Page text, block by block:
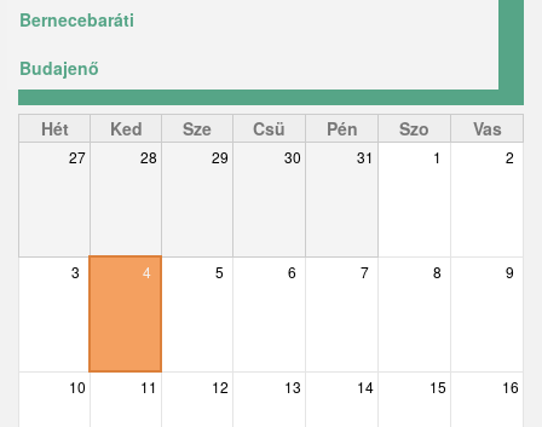
Bernecebaráti
Budajenő
Ceglédbercel
Csemő
Csobánka
Hét Ked Sze Csü Pén Szo Vas
27 28 29 30 31 1 2
3 4 5 6 7 8 9
10 11 12 13 14 15 16